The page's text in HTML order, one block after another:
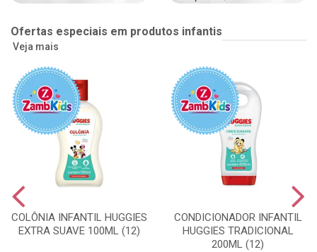
Ofertas especiais em produtos infantis
Veja mais
COLÔNIA INFANTIL HUGGIES
EXTRA SUAVE 100ML (12)
CONDICIONADOR INFANTIL
HUGGIES TRADICIONAL
200ML (12)